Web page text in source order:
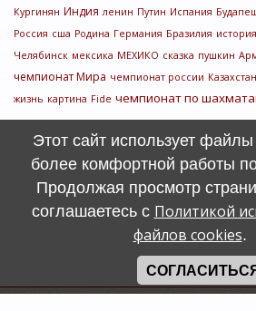
Кургинян Индия ленин Путин Испания
Россия сша Родина Германия Бразилия история
Челябинск мексика МЕХИКО сказка пушкин
чемпионат Мира чемпионат россии Казахстан
жизнь картина Fide чемпионат по
Этот сайт использует
более комфортной работы
Продолжая просмотр
соглашаетесь с Политикой
файлов cookies.